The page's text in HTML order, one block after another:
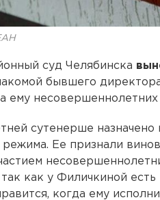
суд Челябинска
бывшего
ему
сутенерше назначено
Ее признали
как у Филичкиной
когда ему